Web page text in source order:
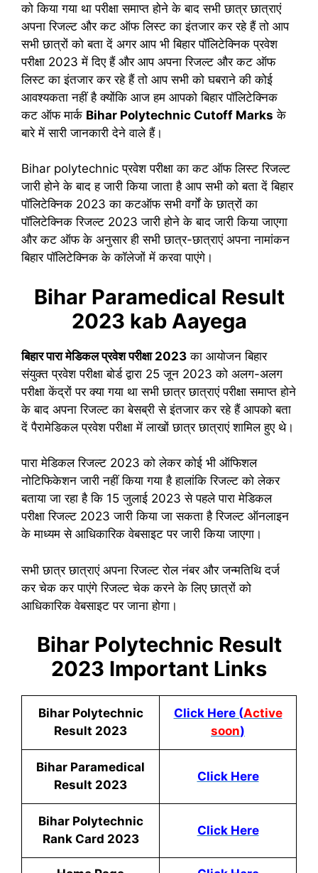
को किया गया था परीक्षा समाप्त होने के बाद सभी छात्र छात्राएं
अपना रिजल्ट और कट ऑफ लिस्ट का इंतजार कर रहे हैं तो आप
सभी छात्रों को बता दें अगर आप भी बिहार पॉलिटेक्निक प्रवेश
परीक्षा 2023 में दिए हैं और आप अपना रिजल्ट और कट ऑफ
लिस्ट का इंतजार कर रहे हैं तो आप सभी को घबराने की कोई
आवश्यकता नहीं है क्योंकि आज हम आपको बिहार पॉलिटेक्निक
कट ऑफ मार्क Bihar Polytechnic Cutoff Marks के
बारे में सारी जानकारी देने वाले हैं।
Bihar polytechnic प्रवेश परीक्षा का कट ऑफ लिस्ट रिजल्ट
जारी होने के बाद ह जारी किया जाता है आप सभी को बता दें बिहार
पॉलिटेक्निक 2023 का कटऑफ सभी वर्गों के छात्रों का
पॉलिटेक्निक रिजल्ट 2023 जारी होने के बाद जारी किया जाएगा
और कट ऑफ के अनुसार ही सभी छात्र-छात्राएं अपना नामांकन
बिहार पॉलिटेक्निक के कॉलेजों में करवा पाएंगे।
Bihar Paramedical Result
2023 kab Aayega
बिहार पारा मेडिकल प्रवेश परीक्षा 2023 का आयोजन बिहार
संयुक्त प्रवेश परीक्षा बोर्ड द्वारा 25 जून 2023 को अलग-अलग
परीक्षा केंद्रों पर क्या गया था सभी छात्र छात्राएं परीक्षा समाप्त होने
के बाद अपना रिजल्ट का बेसब्री से इंतजार कर रहे हैं आपको बता
दें पैरामेडिकल प्रवेश परीक्षा में लाखों छात्र छात्राएं शामिल हुए थे।
पारा मेडिकल रिजल्ट 2023 को लेकर कोई भी ऑफिशल
नोटिफिकेशन जारी नहीं किया गया है हालांकि रिजल्ट को लेकर
बताया जा रहा है कि 15 जुलाई 2023 से पहले पारा मेडिकल
परीक्षा रिजल्ट 2023 जारी किया जा सकता है रिजल्ट ऑनलाइन
के माध्यम से आधिकारिक वेबसाइट पर जारी किया जाएगा।
सभी छात्र छात्राएं अपना रिजल्ट रोल नंबर और जन्मतिथि दर्ज
कर चेक कर पाएंगे रिजल्ट चेक करने के लिए छात्रों को
आधिकारिक वेबसाइट पर जाना होगा।
Bihar Polytechnic Result
2023 Important Links
Bihar Polytechnic
Result 2023
Click Here (Active
soon)
Bihar Paramedical
Result 2023
Click Here
Bihar Polytechnic
Rank Card 2023
Click Here